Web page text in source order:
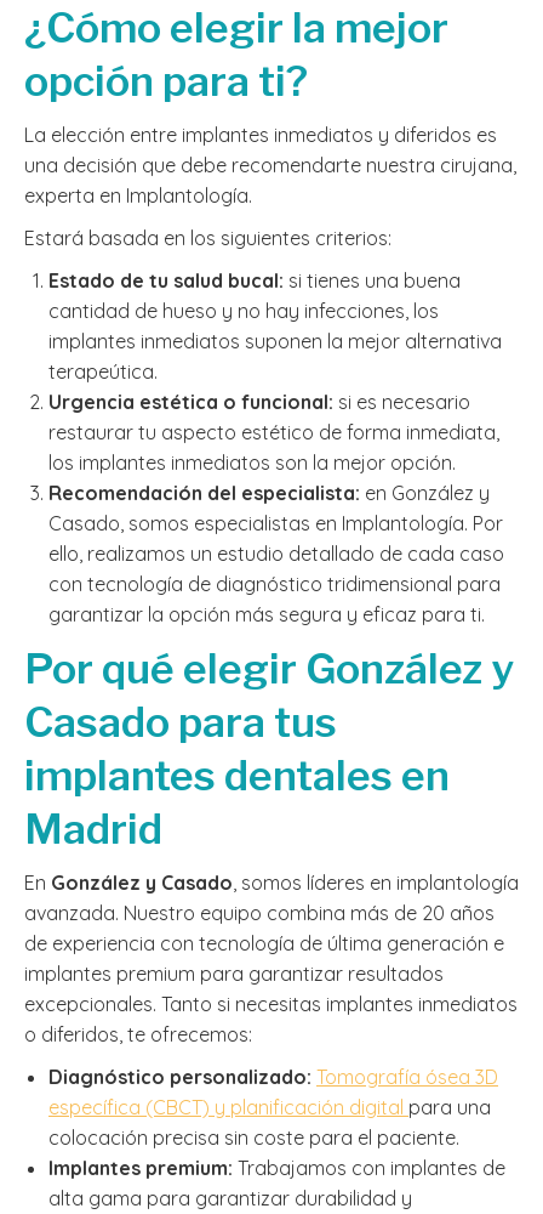
¿Cómo elegir la mejor
opción para ti?
La elección entre implantes inmediatos y diferidos es
una decisión que debe recomendarte nuestra cirujana,
experta en Implantología.
Estará basada en los siguientes criterios:
Estado de tu salud bucal: si tienes una buena
cantidad de hueso y no hay infecciones, los
implantes inmediatos suponen la mejor alternativa
terapeútica.
Urgencia estética o funcional: si es necesario
restaurar tu aspecto estético de forma inmediata,
los implantes inmediatos son la mejor opción.
Recomendación del especialista: en González y
Casado, somos especialistas en Implantología. Por
ello, realizamos un estudio detallado de cada caso
con tecnología de diagnóstico tridimensional para
garantizar la opción más segura y eficaz para ti.
Por qué elegir González y
Casado para tus
implantes dentales en
Madrid
En González y Casado , somos líderes en implantología
avanzada. Nuestro equipo combina más de 20 años
de experiencia con tecnología de última generación e
implantes premium para garantizar resultados
excepcionales. Tanto si necesitas implantes inmediatos
o diferidos, te ofrecemos:
Diagnóstico personalizado: Tomografía ósea 3D
específica (CBCT) y planificación digital para una
colocación precisa sin coste para el paciente.
Implantes premium: Trabajamos con implantes de
alta gama para garantizar durabilidad y